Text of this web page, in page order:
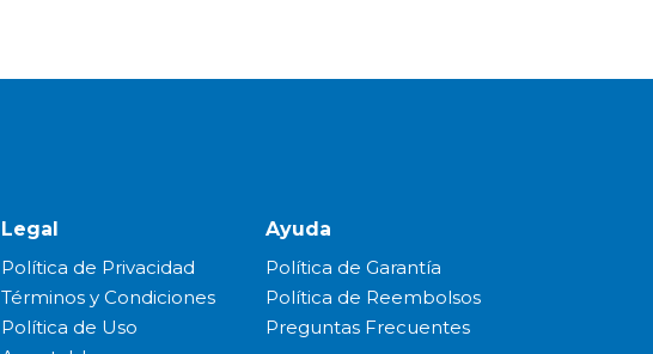
Legal
Política de Privacidad
Términos y Condiciones
Política de Uso
Ayuda
Política de Garantía
Política de Reembolsos
Preguntas Frecuentes